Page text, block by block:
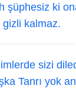
şüphesiz ki
kalmaz.
sizi
Tanrı yok